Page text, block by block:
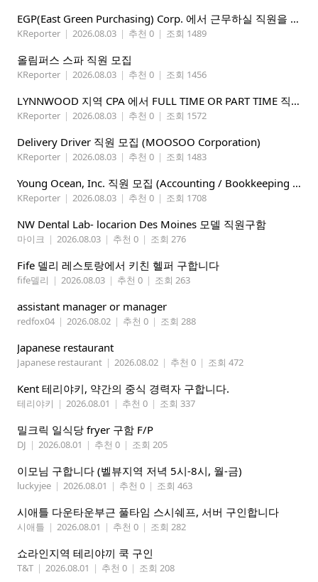
EGP(East Green Purchasing) Corp. 에서 근무하실 직원을 아래와 같이 모집합니다.
KReporter | 2026.08.03 | 추천 0 | 조회 1489
올림퍼스 스파 직원 모집
KReporter | 2026.08.03 | 추천 0 | 조회 1456
LYNNWOOD 지역 CPA 에서 FULL TIME OR PART TIME 직원을 찾습니다
KReporter | 2026.08.03 | 추천 0 | 조회 1572
Delivery Driver 직원 모집 (MOOSOO Corporation)
KReporter | 2026.08.03 | 추천 0 | 조회 1483
Young Ocean, Inc. 직원 모집 (Accounting / Bookkeeping 분야)
KReporter | 2026.08.03 | 추천 0 | 조회 1708
NW Dental Lab- locarion Des Moines 모델 직원구함
마이크 | 2026.08.03 | 추천 0 | 조회 276
Fife 델리 레스토랑에서 키친 헬퍼 구합니다
fife델리 | 2026.08.03 | 추천 0 | 조회 263
assistant manager or manager
redfox04 | 2026.08.02 | 추천 0 | 조회 288
Japanese restaurant
Japanese restaurant | 2026.08.02 | 추천 0 | 조회 472
Kent 테리야키, 약간의 중식 경력자 구합니다.
테리야키 | 2026.08.01 | 추천 0 | 조회 337
밀크릭 일식당 fryer 구함 F/P
DJ | 2026.08.01 | 추천 0 | 조회 205
이모님 구합니다 (벨뷰지역 저녁 5시-8시, 월-금)
luckyjee | 2026.08.01 | 추천 0 | 조회 463
시애틀 다운타운부근 풀타임 스시쉐프, 서버 구인합니다
시애틀 | 2026.08.01 | 추천 0 | 조회 282
쇼라인지역 테리야끼 쿡 구인
T&T | 2026.08.01 | 추천 0 | 조회 208